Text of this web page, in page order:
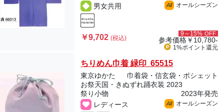
男女共用
All オールシーズン
￥9,702(税込)
9～15% OFF
参考価格￥10,780-
1%ポイント 還元
ちりめん巾着 緑印 65515
東京ゆかた
巾着袋・信玄袋・ポシェット
お祭天国・きぬずれ踊衣装 2023
祭り小物
2023年発売
レディース
All オールシーズン